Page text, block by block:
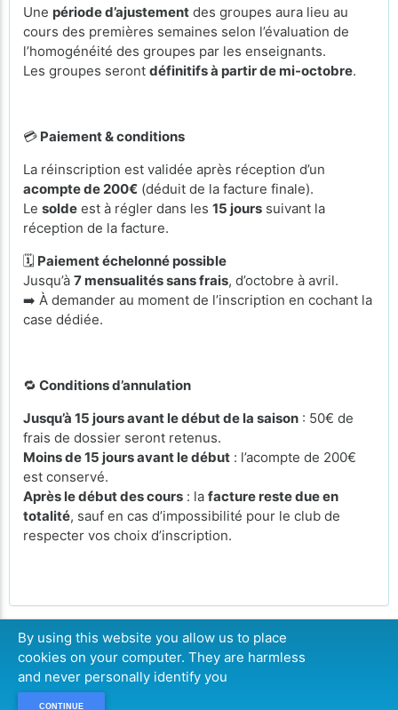
Une période d’ajustement des groupes aura lieu au
cours des premières semaines selon l’évaluation de
l’homogénéité des groupes par les enseignants.
Les groupes seront définitifs à partir de mi-octobre.
💳 Paiement & conditions
La réinscription est validée après réception d’un
acompte de 200€ (déduit de la facture finale).
Le solde est à régler dans les 15 jours suivant la
réception de la facture.
🗓️ Paiement échelonné possible
Jusqu’à 7 mensualités sans frais, d’octobre à avril.
➡️ À demander au moment de l’inscription en cochant la
case dédiée.
🔁 Conditions d’annulation
Jusqu’à 15 jours avant le début de la saison : 50€ de
frais de dossier seront retenus.
Moins de 15 jours avant le début : l’acompte de 200€
est conservé.
Après le début des cours : la facture reste due en
totalité, sauf en cas d’impossibilité pour le club de
respecter vos choix d’inscription.
CONTINUER
By using this website you allow us to place
cookies on your computer. They are harmless
and never personally identify you
CONTINUE